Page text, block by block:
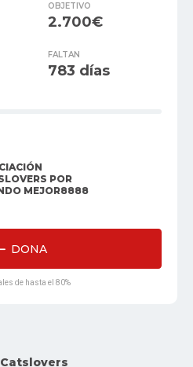
OBJETIVO
2.700€
FALTAN
783 días
POR
MEJOR8888
DONA
de hasta el 80%